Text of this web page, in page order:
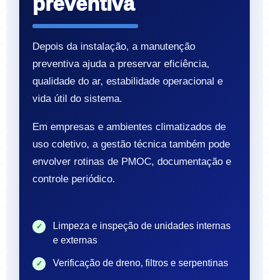
Depois da instalação, a manutenção
preventiva ajuda a preservar eficiência,
qualidade do ar, estabilidade operacional e
vida útil do sistema.
Em empresas e ambientes climatizados de
uso coletivo, a gestão técnica também pode
envolver rotinas de PMOC, documentação e
controle periódico.
Limpeza e inspeção de unidades internas
e externas
Verificação de dreno, filtros e serpentinas